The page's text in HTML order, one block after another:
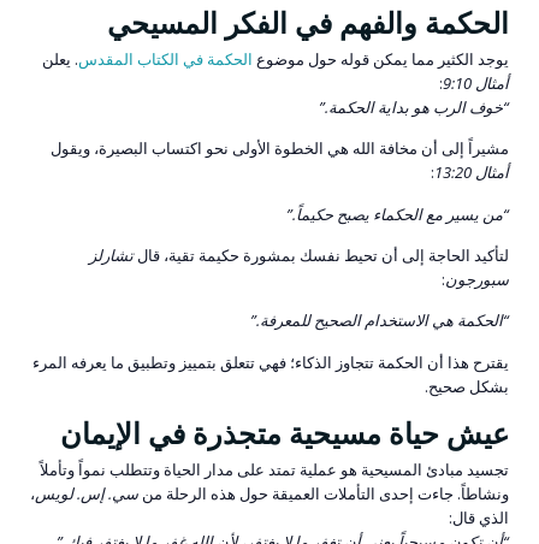
الحكمة والفهم في الفكر المسيحي
يوجد الكثير مما يمكن قوله حول موضوع الحكمة في الكتاب المقدس. يعلن
أمثال 9:10
:
“خوف الرب هو بداية الحكمة.”
مشيراً إلى أن مخافة الله هي الخطوة الأولى نحو اكتساب البصيرة، ويقول
أمثال 13:20
:
“من يسير مع الحكماء يصبح حكيماً.”
لتأكيد الحاجة إلى أن تحيط نفسك بمشورة حكيمة تقية، قالتشارلز
سبورجون:
“الحكمة هي الاستخدام الصحيح للمعرفة.”
يقترح هذا أن الحكمة تتجاوز الذكاء؛ فهي تتعلق بتمييز وتطبيق ما يعرفه المرء
بشكل صحيح.
عيش حياة مسيحية متجذرة في الإيمان
تجسيد مبادئ المسيحية هو عملية تمتد على مدار الحياة وتتطلب نمواً وتأملاً
ونشاطاً. جاءت إحدى التأملات العميقة حول هذه الرحلة من سي. إس. لويس،
الذي قال: